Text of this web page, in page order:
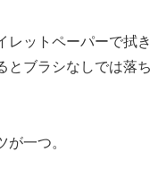
レットペーパーで拭き
とブラシなしでは落ち
一つ。